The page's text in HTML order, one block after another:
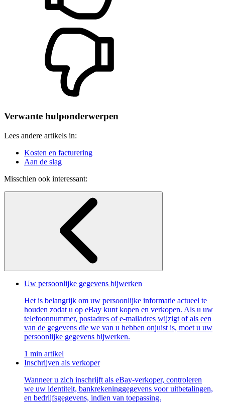
Verwante hulponderwerpen
Lees andere artikels in:
Kosten en facturering
Aan de slag
Misschien ook interessant:
Uw persoonlijke gegevens bijwerken
Het is belangrijk om uw persoonlijke informatie actueel te
houden zodat u op eBay kunt kopen en verkopen. Als u uw
telefoonnummer, postadres of e-mailadres wijzigt of als een
van de gegevens die we van u hebben onjuist is, moet u uw
persoonlijke gegevens bijwerken.
1 min artikel
Inschrijven als verkoper
Wanneer u zich inschrijft als eBay-verkoper, controleren
we uw identiteit, bankrekeninggegevens voor uitbetalingen,
en bedrijfsgegevens, indien van toepassing.